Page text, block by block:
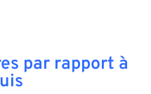
par rapport à